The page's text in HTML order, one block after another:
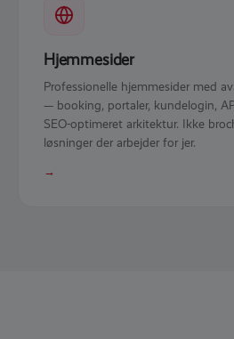
Hjemmesider
Professionelle hjemmesider med
— booking, portaler, kundelogin,
SEO-optimeret arkitektur. Ikke
løsninger der arbejder for jer.
→